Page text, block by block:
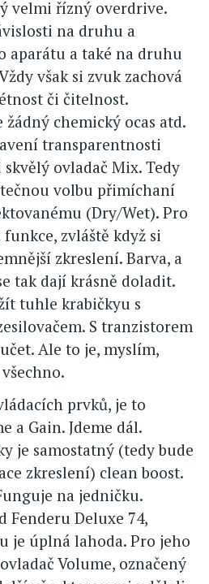
velmi řízný overdrive.
na druhu a
aparátu a také na druhu
však si zvuk zachová
či čitelnost.
žádný chemický ocas atd.
transparentnosti
ovladač Mix. Tedy
volbu přimíchaní
(Dry/Wet). Pro
zvláště když si
zkreslení. Barva, a
tak dají krásně doladit.
tuhle krabičkyu s
S tranzistorem
Ale to je, myslím,
prvků, je to
a Gain. Jdeme dál.
je samostatný (tedy bude
zkreslení) clean boost.
na jedničku.
Fenderu Deluxe 74,
je úplná lahoda. Pro jeho
Volume, označený